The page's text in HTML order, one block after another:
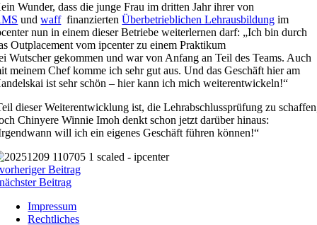
Wunder, dass die junge Frau im dritten Jahr ihrervon
undwaff finanziertenÜberbetrieblichen Lehrausbildung im
nun in einem dieser Betriebe weiterlernen darf: „Ich bin durch
Outplacement vom ipcenter zu einem Praktikum
Wutscher gekommen und war von Anfang an Teil des Teams. Auch
meinem Chef komme ich sehr gut aus. Und das Geschäft hier am
ist sehr schön – hier kann ich mich weiterentwickeln!“
dieser Weiterentwicklung ist, die Lehrabschlussprüfung zu
Chinyere Winnie Imoh denkt schon jetzt darüber hinaus:
will ich ein eigenes Geschäft führen können!“
vorheriger Beitrag
nächster Beitrag
Impressum
Rechtliches